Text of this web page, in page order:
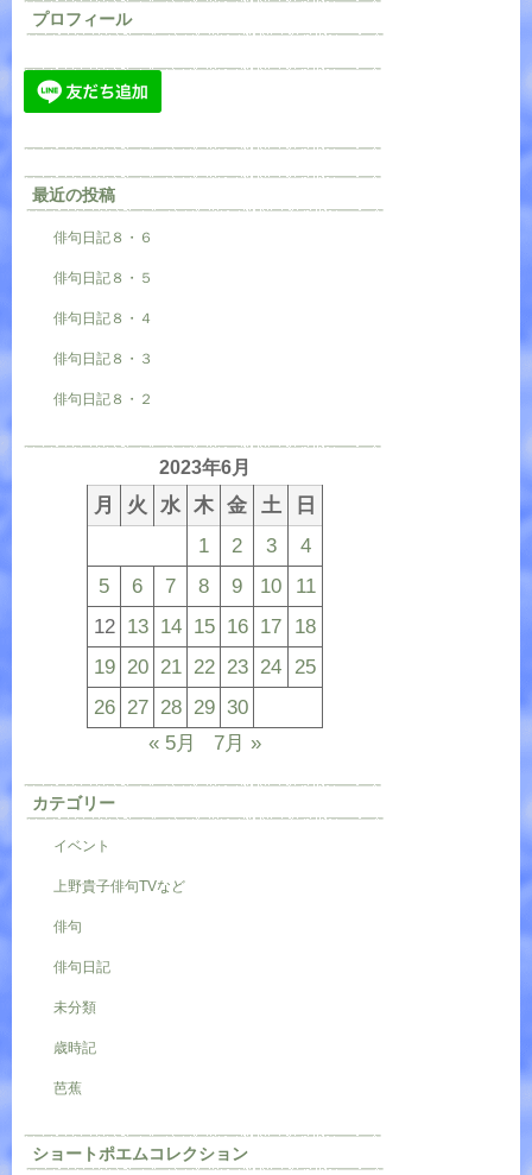
プロフィール
最近の投稿
俳句日記８・６
俳句日記８・５
俳句日記８・４
俳句日記８・３
俳句日記８・２
2023年6月
月 火 水 木 金 土
日
1
2 3
4
5
6 7 8 9 10
11
12 13 14 15 16 17 18
19 20 21 22 23 24 25
26 27 28 29 30
« 5月
7月 »
カテゴリー
イベント
上野貴子俳句TVなど
俳句
俳句日記
未分類
歳時記
芭蕉
ショートポエムコレクション